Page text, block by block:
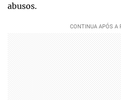
abusos.